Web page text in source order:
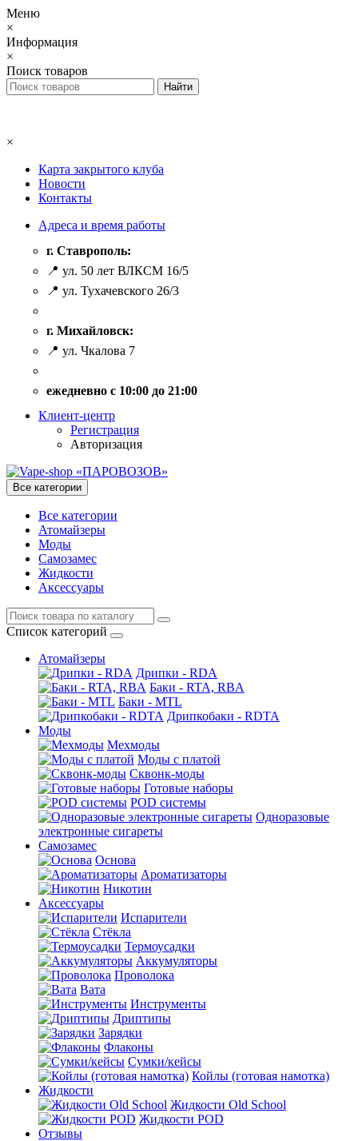
Меню
×
Информация
×
Поиск товаров
×
Карта закрытого клуба
Новости
Контакты
Адреса и время работы
г. Ставрополь:
📍 ул. 50 лет ВЛКСМ 16/5
📍 ул. Тухачевского 26/3
г. Михайловск:
📍 ул. Чкалова 7
ежедневно с 10:00 до 21:00
Клиент-центр
Регистрация
Авторизация
Все категории
Все категории
Атомайзеры
Моды
Самозамес
Жидкости
Аксессуары
Список категорий
Атомайзеры
Дрипки - RDA
Баки - RTA, RBA
Баки - MTL
Дрипкобаки - RDTA
Моды
Мехмоды
Моды с платой
Сквонк-моды
Готовые наборы
POD системы
Одноразовые
электронные сигареты
Самозамес
Основа
Ароматизаторы
Никотин
Аксессуары
Испарители
Стёкла
Термоусадки
Аккумуляторы
Проволока
Вата
Инструменты
Дриптипы
Зарядки
Флаконы
Сумки/кейсы
Койлы (готовая намотка)
Жидкости
Жидкости Old School
Жидкости POD
Отзывы